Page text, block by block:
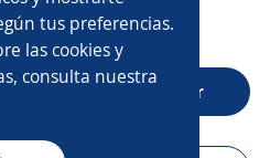
tus preferencias.
las cookies y
consulta nuestra
tienda
fácil en la app
Abrir